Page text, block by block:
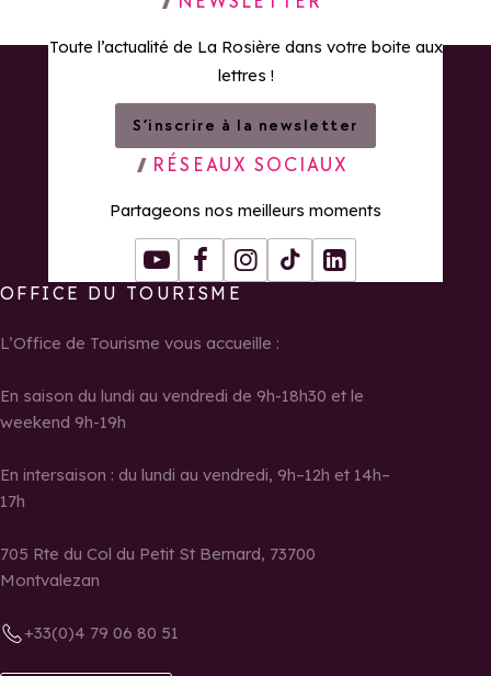
Toute l’actualité de La Rosière dans votre boite aux
lettres !
S’inscrire à la newsletter
RÉSEAUX SOCIAUX
Partageons nos meilleurs moments
YoutubeFacebookInstagram
Tiktok LinkedIn
OFFICE DU TOURISME
L’Office de Tourisme vous accueille :
En saison du lundi au vendredi de 9h-18h30 et le
weekend 9h-19h
En intersaison : du lundi au vendredi, 9h–12h et 14h–
17h
705 Rte du Col du Petit St Bernard, 73700
Montvalezan
+33(0)4 79 06 80 51